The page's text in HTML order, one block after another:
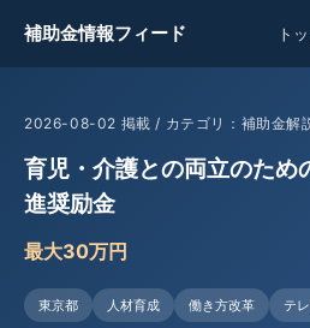
補助金情報フィード ト
2026-08-02 掲載 / カテゴリ：補助金解
育児・介護との両立のため
進奨励金
最大30万円
東京都 人材育成 働き方改革 テ